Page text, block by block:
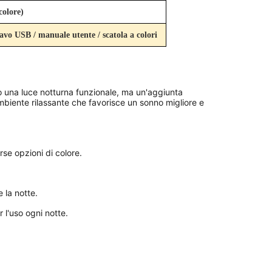
USB / manuale utente / scatola a colori
luce notturna funzionale, ma un'aggiunta
rilassante che favorisce un sonno migliore e
opzioni di colore.
la notte.
l'uso ogni notte.